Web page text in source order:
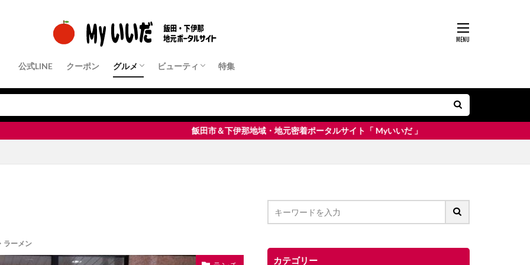
公式LINE クーポン グルメ
クーポン店舗
パン・モーニング
ランチ
中華・ラーメン
和食・定食屋
洋食
フレンチ・イタリアンなど
居酒屋・Bar
すきやき・しゃぶしゃぶ・鉄板焼き
焼肉
ピザ・パスタ
カフェ・スイーツ
その他
ビューティ
クーポン店舗
ヘアサロン
ネイル・まつ毛サロン
エステサロン
脱毛サロン
整体・リラクゼーション
特集
飯田市＆下伊那地域・地元密着ポータルサイト「 Myいいだ 」
ラーメン
カテゴリー